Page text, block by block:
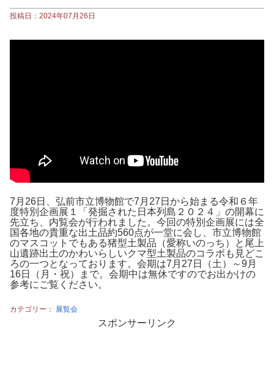
投稿日：2024年07月26日
7月26日、弘前市立博物館で7月27日から始まる令和６年
度特別企画展１「発掘された日本列島２０２４」の開幕に
先立ち、内覧会が行われました。今回の特別企画展には全
国各地の貴重な出土品約560点が一堂に会し、市立博物館
のマスコットでもある猪型土製品（愛称いのっち）と尾上
山遺跡出土のかわいらしいクマ型土製品のコラボも見どこ
ろの一つとなっております。会期は7月27日（土）～9月
16日（月・祝）まで。会期中は無休ですのでお出かけの
参考にご覧ください。
カテゴリー： 展覧会
スポンサーリンク